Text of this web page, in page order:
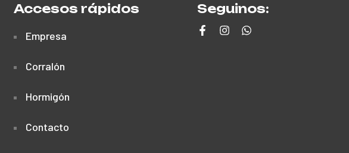
Accesos rápidos
Empresa
Corralón
Hormigón
Contacto
Seguinos: